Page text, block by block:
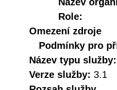
Role:
Omezení zdroje
Podmínky pro
Název typu služby:
Verze služby: 3.1